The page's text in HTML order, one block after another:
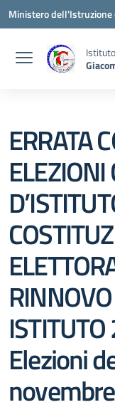
Vai ai contenuti
Vai al menu di navigazione
Vai al footer
Ministero dell'Istruzione
ERRATA
ELEZIONI
Elezioni